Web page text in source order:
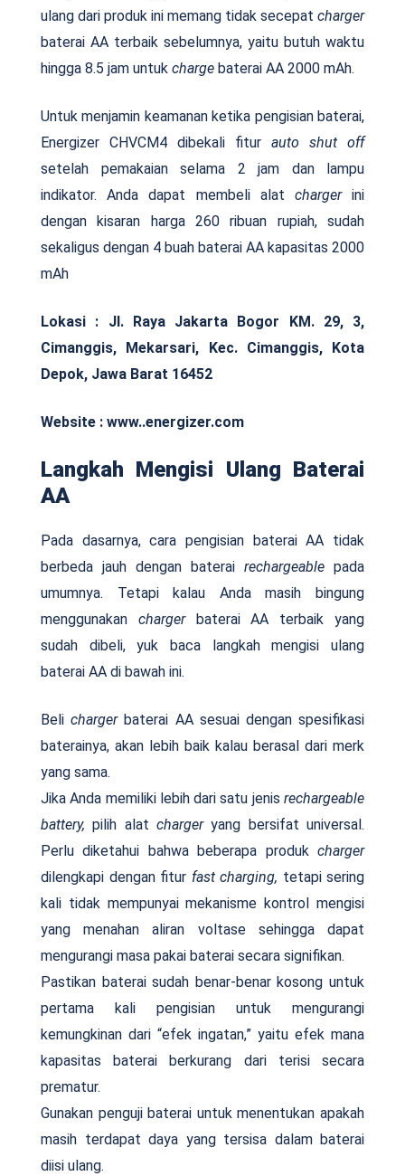
ulang dari produk ini memang tidak secepat charger
baterai AA terbaik sebelumnya, yaitu butuh waktu
hingga 8.5 jam untuk charge baterai AA 2000 mAh.
Untuk menjamin keamanan ketika pengisian baterai,
Energizer CHVCM4 dibekali fitur auto shut off
setelah pemakaian selama 2 jam dan lampu
indikator. Anda dapat membeli alat chargerini
dengan kisaran harga 260 ribuan rupiah, sudah
sekaligus dengan 4 buah baterai AA kapasitas 2000
mAh
Lokasi : Jl. Raya Jakarta Bogor KM. 29, 3,
Cimanggis, Mekarsari, Kec. Cimanggis, Kota
Depok, Jawa Barat 16452
Website : www..energizer.com
Langkah Mengisi Ulang Baterai
AA
Pada dasarnya, cara pengisian baterai AA tidak
berbeda jauh dengan baterai rechargeable pada
umumnya. Tetapi kalau Anda masih bingung
menggunakan charger baterai AA terbaik yang
sudah dibeli, yuk baca langkah mengisi ulang
baterai AA di bawah ini.
Belichargerbaterai AA sesuai dengan spesifikasi
baterainya, akan lebih baik kalau berasal dari merk
yang sama.
Jika Anda memiliki lebih dari satu jenis rechargeable
battery,pilih alatchargeryang bersifat universal.
Perlu diketahui bahwa beberapa produk charger
dilengkapi dengan fitur fast charging, tetapi sering
kali tidak mempunyai mekanisme kontrol mengisi
yang menahan aliran voltase sehingga dapat
mengurangi masa pakai baterai secara signifikan.
Pastikan baterai sudah benar-benar kosong untuk
pertama kali pengisian untuk mengurangi
kemungkinan dari “efek ingatan,” yaitu efek mana
kapasitas baterai berkurang dari terisi secara
prematur.
Gunakan penguji baterai untuk menentukan apakah
masih terdapat daya yang tersisa dalam baterai
diisi ulang.